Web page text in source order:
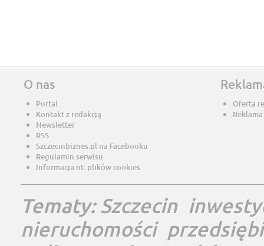
O nas
Portal
Kontakt z redakcją
Newsletter
RSS
Szczecinbiznes.pl na Facebooku
Regulamin serwisu
Informacja nt. plików cookies
Oferta
Tematy:Szczecin
nieruchomości